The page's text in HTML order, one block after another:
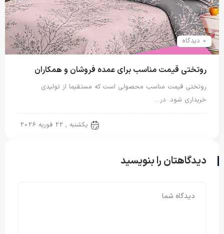
0 دیدگاه
روتختی قیمت مناسب برای عمده فروشان و همکاران
روتختی قیمت مناسب محصولی است که مستقیما از تولیدی
خریداری شود. در…
یکشنبه , 22 فوریه 2026
دیدگاهتان را بنویسید